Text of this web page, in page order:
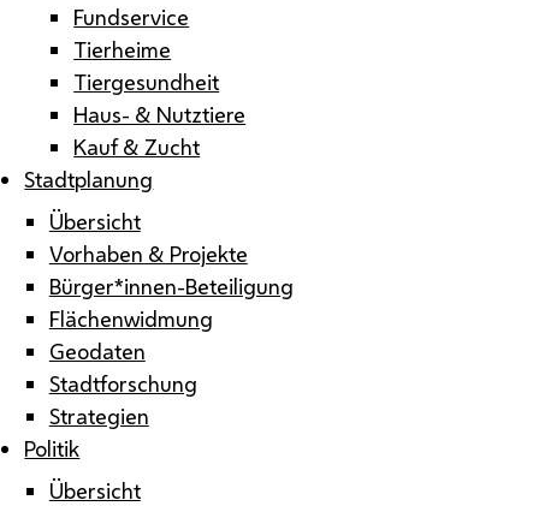
Fundservice
Tierheime
Tiergesundheit
Haus- & Nutztiere
Kauf & Zucht
Stadtplanung
Übersicht
Vorhaben & Projekte
Bürger*innen-Beteiligung
Flächenwidmung
Geodaten
Stadtforschung
Strategien
Politik
Übersicht